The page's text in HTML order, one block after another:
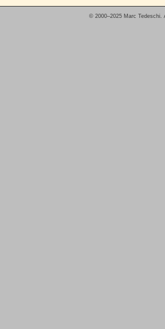
© 2000–2025 Marc